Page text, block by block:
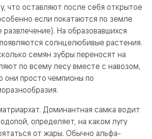
что оставляют после себя открытое
если покатаются по земле
На образовавшихся
солнцелюбивые растения.
семян зубры переносят на
по всему лесу вместе с навозом,
они просто чемпионы по
Доминантная самка водит
определяет, на каком лугу
от жары. Обычно альфа-